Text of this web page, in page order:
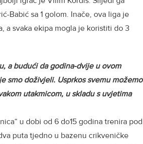
Babić sa 1 golom. Inače, ova liga je
a svaka ekipa mogla je koristiti do 3
a budući da godina-dvije u ovom
smo doživjeli. Usprkos svemu možemo
utakmicom, u skladu s uvjetima
u dobi od 6 do15 godina trenira pod
puta tjedno u bazenu crikveničke